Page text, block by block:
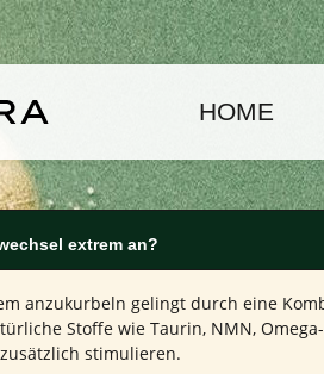
HOME
extrem an?
anzukurbeln gelingt durch eine
Stoffe wie Taurin, NMN,
stimulieren.